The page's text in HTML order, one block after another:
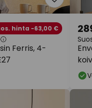
Ferris, 4-
hinta -63,00 €